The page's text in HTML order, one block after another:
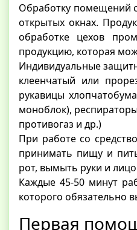
Обработку помещений
открытых окнах.
обработке цехов
продукцию, которая
Индивидуальные
клеенчатый или
рукавицы
моноблок),
противогаз и др.)
При работе со
принимать пищу и
рот, вымыть руки и
Каждые 45-50 минут
которого обязательно
Первая